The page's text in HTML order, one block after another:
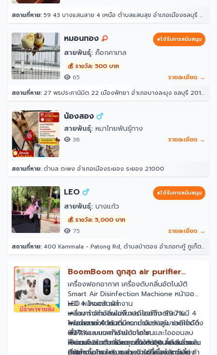
สถานที่หาย: 59 43 บางแสนสาย 4 เหนือ ตำบลแสนสุข อำเภอเมืองชลบุรี ชลบุรี 20130
หมอนทอง ได้รับการสนับสนุน
สายพันธุ์: ค็อกคาเทล
💰 รางวัล: 500 บาท
65
รายละเอียด →
สถานที่หาย: 27 พรประภานิมิต 22 เมืองพัทยา อำเภอบางละมุง ชลบุรี 20150
น้องสอง
สายพันธุ์: หมาไทยพันธุ์ทาง
36 รายละเอียด →
สถานที่หาย: ตำบล ตะพง อำเภอเมืองระยอง ระยอง 21000
LEO ได้รับการสนับสนุน
สายพันธุ์: บางแก้ว
💰 รางวัล: 5,000 บาท
75
รายละเอียด →
สถานที่หาย: 400 Kammala - Patong Rd, ตำบลป่าตอง อำเภอกะทู้ ภูเก็ต 83150 โรงแรมอินโดจีนรีสอร์ท - ตาลิมารีสอร์ท
BoomBoom ถูกสุด air purifier
เครื่องฟอกอากาศ กำจัดกลิ่น ที่ดับกลิ่น
อัตโนมัติ ช่วยลดกลิ่นฉี่สัตว์เลี้ยง PM
เครื่องฟอกอากาศ เครื่องดับกลิ่นอัตโนมัติ
Smart Air Disinfection Machione หน้าจอ
LED หน้าจอสัมผัส
เครื่องกำจัดกลิ่นไม่พึงประสงค์ภายในบ้านมี 4
โหมดการทำงาน สามารถกำจัดฟอร์มาลดีไฮด์ถึง
99.7%
ไอออนลบในตัวที่มีความเข้มข้นสูง ผลดีเยี่ยมใน
การฆ่าเชื้อโรคในอากาศ, การฆ่าเชื้อและกำจัด
➦มี 4 โหมดการทำงาน
➦สามารถกำจัดฟอร์มาลดีไฮด์ถึง 99.7%
➦ไอออนลบในตัวที่มีความเข้มข้นสูง ช่วยกำจัด
เชื้อโรคและแบคทีเรียในอากาศ
➦ช่วยคืนอากาศหอมสดชื่นให้ห้องเลี้ยงแมวและ
สุนัข
การทำงาน 4 โหมด
➦·P1 : ระบบจะทำงานกับโอโซนและไอออนลบ
เป็นเวลา2นาที แล้วหยุดทำงาน58นาที แล้วจะ
เริ่มทำงานใหม่ เหมาะสำหรับใช้ที่ห้องสัตว์เลี้ยง
(ไฟสถานะกระพริบแสดงว่าเครื่องทำงานอยู่ ถ้า